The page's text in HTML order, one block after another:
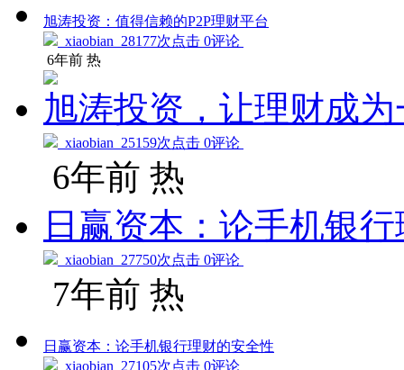
旭涛投资：值得信赖的P2P理财平台
xiaobian 28177次点击 0评论
6年前 热
旭涛投资，让理财成
xiaobian 25159次点击 0评论
6年前 热
日赢资本：论手机银
xiaobian 27750次点击 0评论
7年前 热
日赢资本：论手机银行理财的安全性
xiaobian 27105次点击 0评论